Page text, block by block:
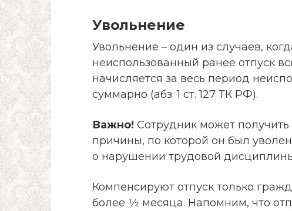
Увольнение
Увольнение – один из случаев,
неиспользованный ранее отпуск
начисляется за весь период
суммарно (абз. 1 ст. 127 ТК РФ).
Важно! Сотрудник может
причины, по которой он был
о нарушении трудовой
Компенсируют отпуск только
более 1⁄2 месяца. Напомним, что